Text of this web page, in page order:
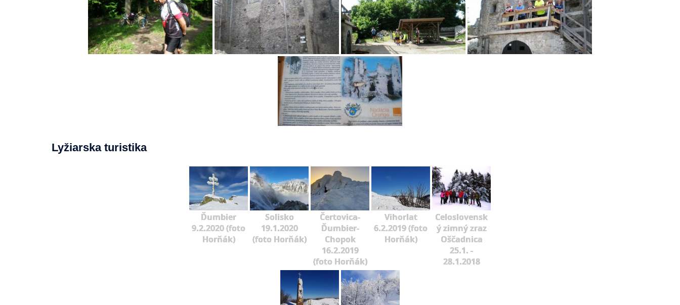
Lyžiarska turistika
Ďumbier
9.2.2020 (foto
Horňák)
Solisko
19.1.2020
(foto Horňák)
Čertovica-
Ďumbier-
Chopok
16.2.2019
(foto Horňák)
Vihorlat
6.2.2019 (foto
Horňák)
Celoslovensk
ý zimný zraz
Oščadnica
25.1. -
28.1.2018